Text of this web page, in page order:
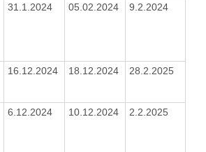
31.1.2024 05.02.2024 9.2.2024
16.12.2024 18.12.2024 28.2.2025
6.12.2024 10.12.2024 2.2.2025